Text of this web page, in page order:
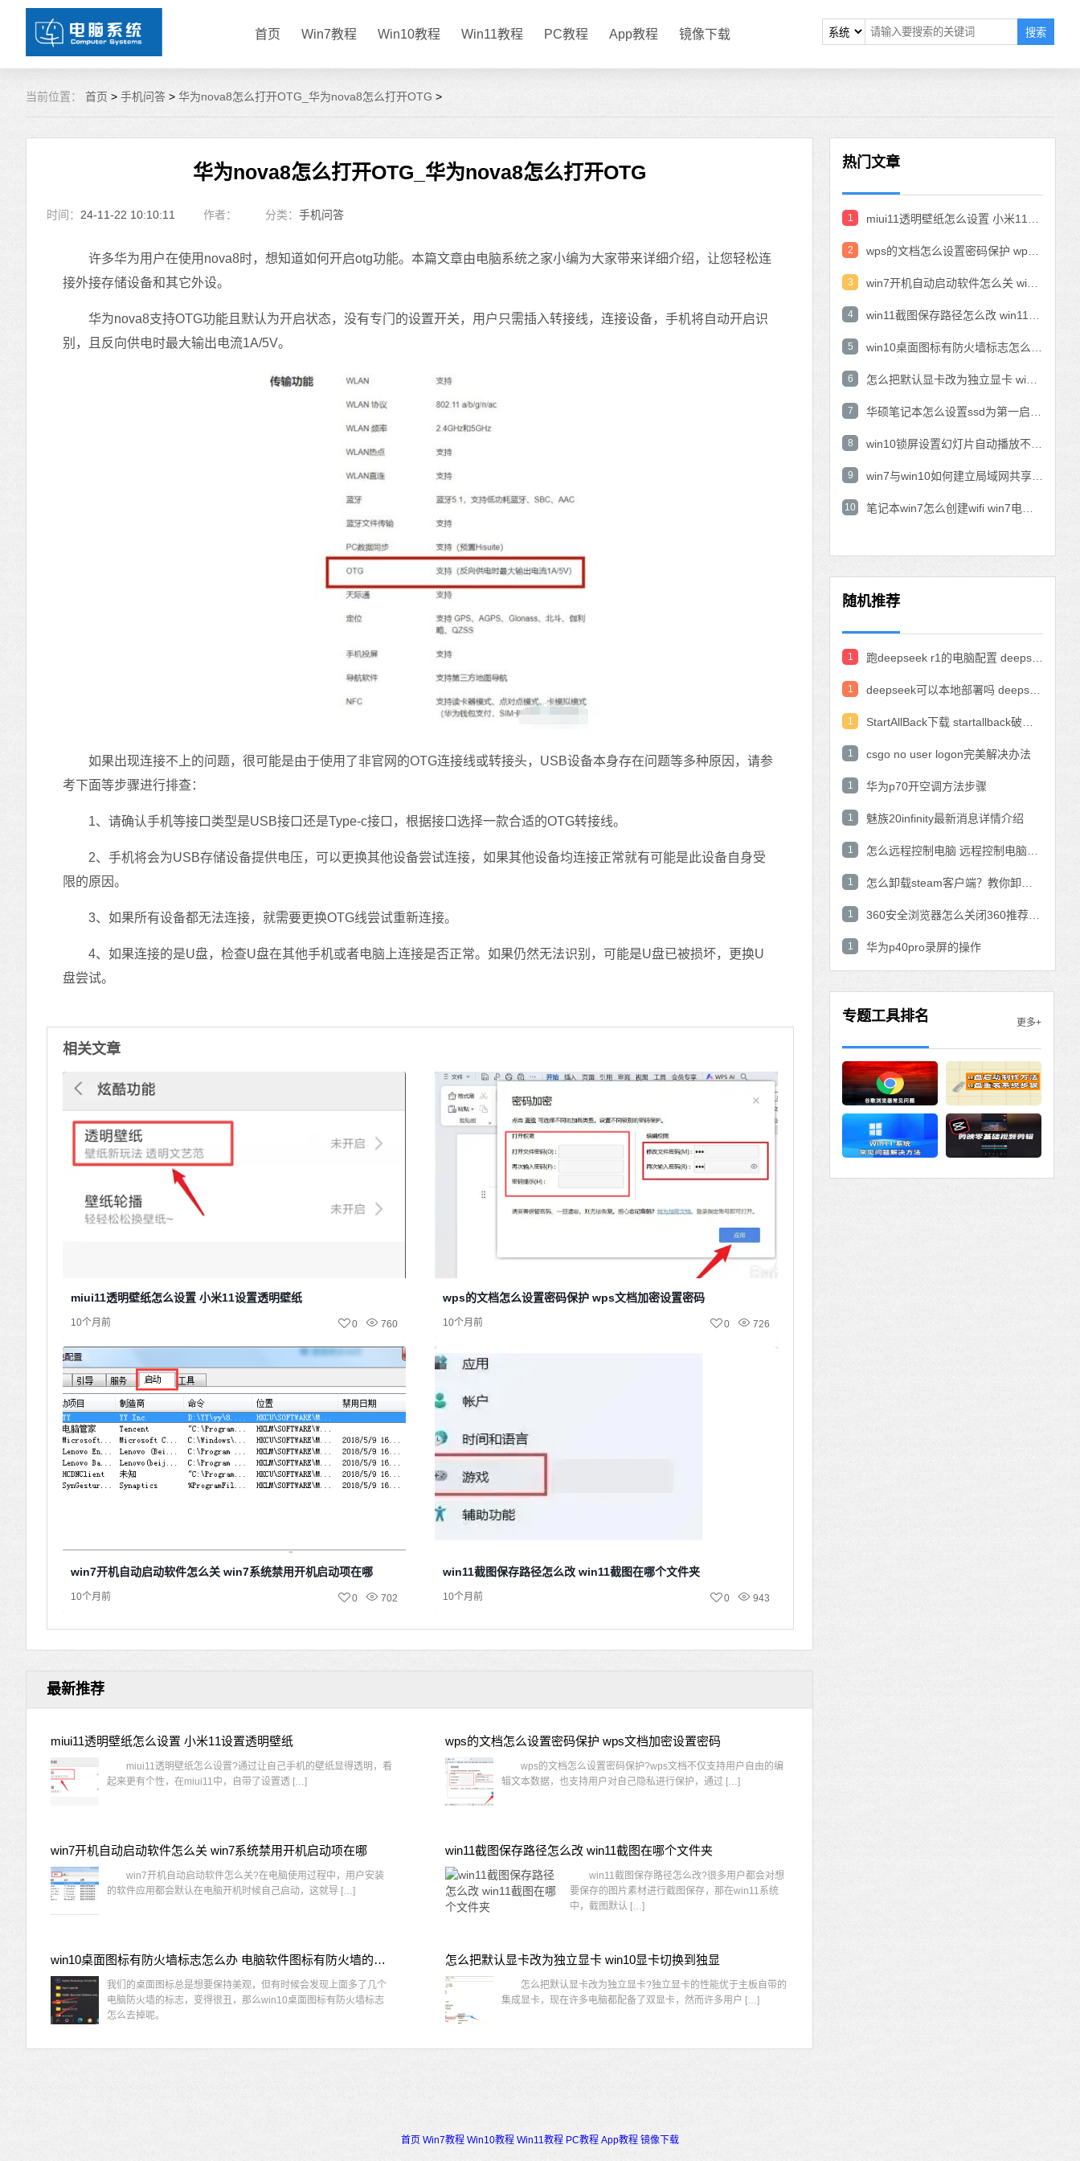
首页 Win7教程 Win10教程 Win11教程 PC教程 App教程 镜像下载 搜索
当前位置： 首页 > 手机问答 > 华为nova8怎么打开OTG_华为nova8怎么打开OTG >
华为nova8怎么打开OTG_华为nova8怎么打开OTG
时间： 24-11-22 10:10:11 作者： 分类： 手机问答
许多华为用户在使用nova8时，想知道如何开启otg功能。本篇文章由电脑系统之家小编为大家带来详细介绍，让您轻松连
接外接存储设备和其它外设。
华为nova8支持OTG功能且默认为开启状态，没有专门的设置开关，用户只需插入转接线，连接设备，手机将自动开启识
别，且反向供电时最大输出电流1A/5V。
如果出现连接不上的问题，很可能是由于使用了非官网的OTG连接线或转接头，USB设备本身存在问题等多种原因，请参
考下面等步骤进行排查：
1、请确认手机等接口类型是USB接口还是Type-c接口，根据接口选择一款合适的OTG转接线。
2、手机将会为USB存储设备提供电压，可以更换其他设备尝试连接，如果其他设备均连接正常就有可能是此设备自身受
限的原因。
3、如果所有设备都无法连接，就需要更换OTG线尝试重新连接。
4、如果连接的是U盘，检查U盘在其他手机或者电脑上连接是否正常。如果仍然无法识别，可能是U盘已被损坏，更换U
盘尝试。
相关文章
miui11透明壁纸怎么设置 小米11设置透明壁纸
10个月前 760
0
wps的文档怎么设置密码保护 wps文档加密设置密码
10个月前 726
0
win7开机自动启动软件怎么关 win7系统禁用开机启动项在哪
10个月前 702
0
win11截图保存路径怎么改 win11截图在哪个文件夹
10个月前 943
0
最新推荐
miui11透明壁纸怎么设置 小米11设置透明壁纸
miui11透明壁纸怎么设置?通过让自己手机的壁纸显得透明，看
起来更有个性，在miui11中，自带了设置透 […]
wps的文档怎么设置密码保护 wps文档加密设置密码
wps的文档怎么设置密码保护?wps文档不仅支持用户自由的编
辑文本数据，也支持用户对自己隐私进行保护，通过 […]
win7开机自动启动软件怎么关 win7系统禁用开机启动项在哪
win7开机自动启动软件怎么关?在电脑使用过程中，用户安装
的软件应用都会默认在电脑开机时候自己启动，这就导 […]
win11截图保存路径怎么改 win11截图在哪个文件夹
win11截图保存路径怎么改?很多用户都会对想
要保存的图片素材进行截图保存，那在win11系统
中，截图默认 […]
win10桌面图标有防火墙标志怎么办 电脑软件图标有防火墙的小图标怎么去掉
我们的桌面图标总是想要保持美观，但有时候会发现上面多了几个
电脑防火墙的标志，变得很丑，那么win10桌面图标有防火墙标志
怎么去掉呢。
怎么把默认显卡改为独立显卡 win10显卡切换到独显
怎么把默认显卡改为独立显卡?独立显卡的性能优于主板自带的
集成显卡，现在许多电脑都配备了双显卡，然而许多用户 […]
热门文章
1
2
3
4
5
6
7
8
9
10
随机推荐
1
1
1
1 csgo no user logon完美解决办法
1 华为p70开空调方法步骤
1 魅族20infinity最新消息详情介绍
1
1
1
1 华为p40pro录屏的操作
专题工具排名 更多+
首页 Win7教程 Win10教程 Win11教程 PC教程 App教程 镜像下载